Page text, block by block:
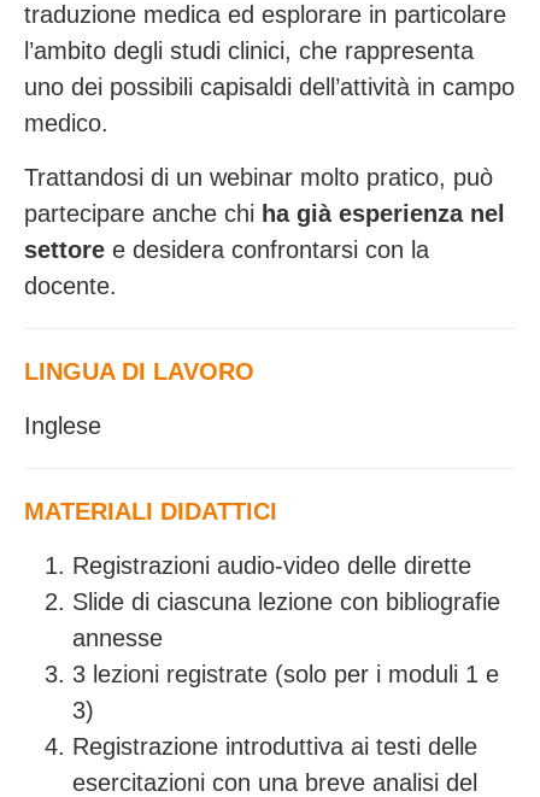
traduzione medica ed esplorare in particolare
l’ambito degli studi clinici, che rappresenta
uno dei possibili capisaldi dell’attività in campo
medico.
Trattandosi di un webinar molto pratico, può
partecipare anche chi ha già esperienza nel
settore e desidera confrontarsi con la
docente.
LINGUA DI LAVORO
Inglese
MATERIALI DIDATTICI
Registrazioni audio-video delle dirette
Slide di ciascuna lezione con bibliografie
annesse
3 lezioni registrate (solo per i moduli 1 e
3)
Registrazione introduttiva ai testi delle
esercitazioni con una breve analisi del